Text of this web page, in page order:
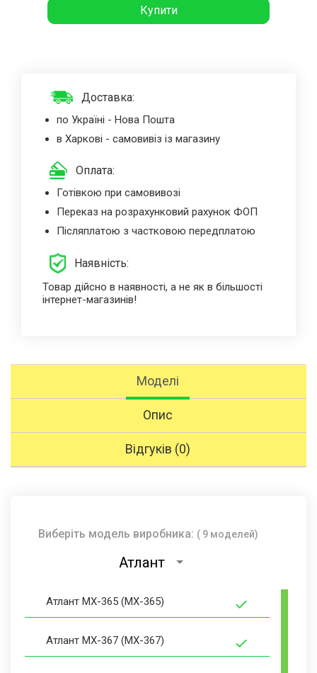
Купити
Доставка:
по Україні - Нова Пошта
в Харкові - самовивіз із магазину
Оплата:
Готівкою при самовивозі
Переказ на розрахунковий рахунок ФОП
Післяплатою з частковою передплатою
Наявність:
Товар дійсно в наявності, а не як в більшості
інтернет-магазинів!
Моделі
Опис
Відгуків (0)
Виберіть модель виробника: ( 9 моделей)
Атлант
Атлант МХ-365 (MX-365)
Атлант МХ-367 (MX-367)